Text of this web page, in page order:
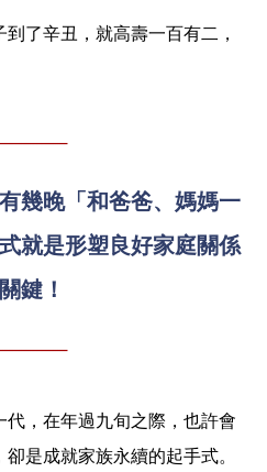
了辛丑，就高壽一百有二，
幾晚「和爸爸、媽媽一
就是形塑良好家庭關係
鍵！
，在年過九旬之際，也許會
是成就家族永續的起手式。